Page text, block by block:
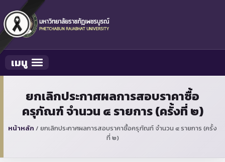
Toggle navigation
เมนู
ยกเลิกประกาศผลการสอบราคาซื้อ
ครุภัณฑ์ จำนวน ๔ รายการ (ครั้งที่ ๒)
หน้าหลัก / ยกเลิกประกาศผลการสอบราคาซื้อครุภัณฑ์ จำนวน ๔ รายการ (ครั้ง
ที่ ๒)